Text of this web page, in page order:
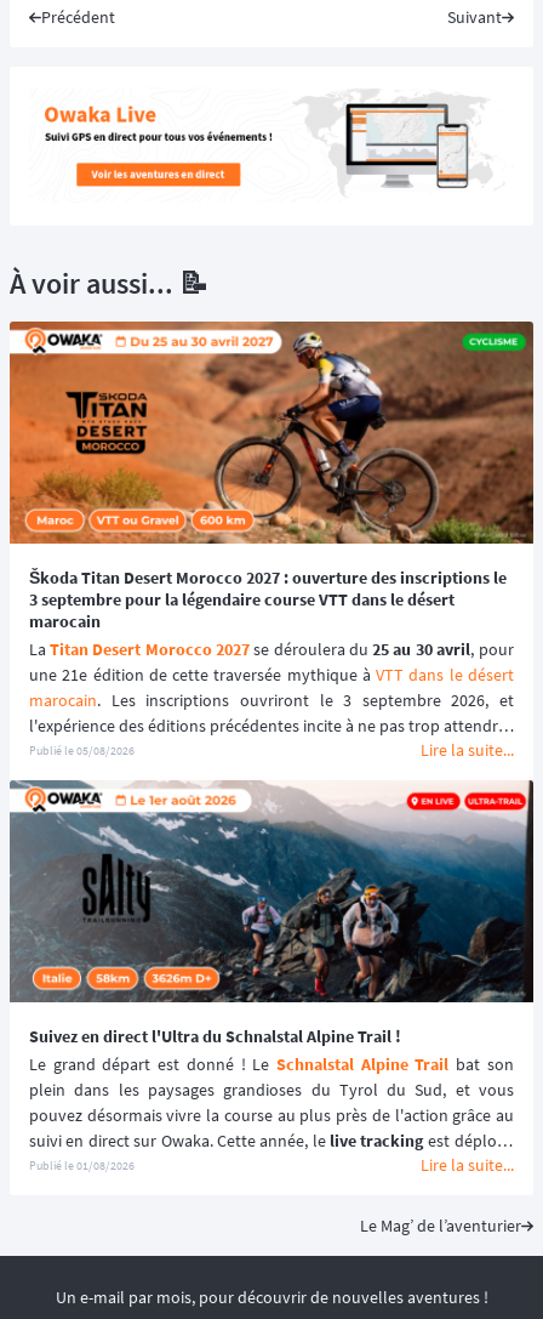
Précédent Suivant
À voir aussi... 📝
Škoda Titan Desert Morocco 2027 : ouverture des inscriptions le
3 septembre pour la légendaire course VTT dans le désert
marocain
La Titan Desert Morocco 2027 se déroulera du 25 au 30 avril, pour
une 21e édition de cette traversée mythique à VTT dans le désert
marocain. Les inscriptions ouvriront le 3 septembre 2026, et
l'expérience des éditions précédentes incite à ne pas trop attendre :
le tarif early bird, réservé aux 100 premiers inscrits, s'est envolé en
quelques heures les années passées.
Publié le05/08/2026 Lire la suite...
Suivez en direct l'Ultra du Schnalstal Alpine Trail !
Le grand départ est donné ! Le Schnalstal Alpine Trail bat son
plein dans les paysages grandioses du Tyrol du Sud, et vous
pouvez désormais vivre la course au plus près de l'action grâce au
suivi en direct sur Owaka. Cette année, le live tracking est déployé
spécifiquement pour la distance reine de l'événement afin de
Publié le01/08/2026 Lire la suite...
Le Mag’ de l’aventurier
Un e-mail par mois, pour découvrir de nouvelles aventures !